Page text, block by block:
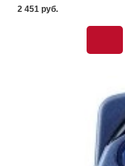
2 451 pуб.